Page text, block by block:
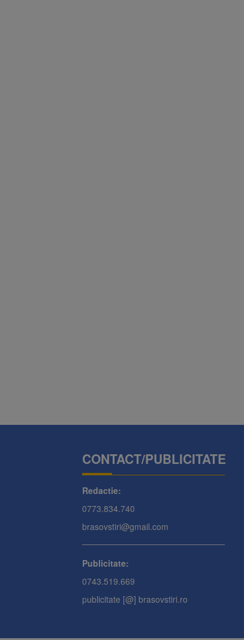
CONTACT/PUBLICITATE
Redactie:
0773.834.740
brasovstiri@gmail.com
Publicitate:
0743.519.669
publicitate [@] brasovstiri.ro